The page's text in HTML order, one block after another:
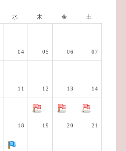
水 木 金 土
04 05 06 07
11 12 13 14
18 19 20 21